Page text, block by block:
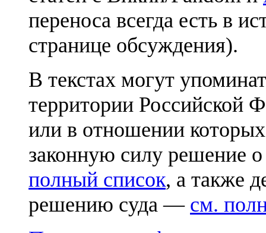
переноса всегда есть в
странице обсуждения).
В текстах могут
территории Российской
или в отношении
законную силу решение
полный список, а также
решению суда — см.